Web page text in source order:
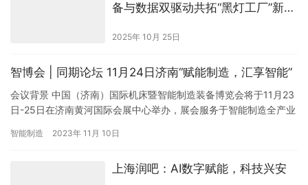
备与数据双驱动共拓“黑灯工厂”新纪
2025年 10月 25日
智博会 | 同期论坛 11月24日济南“赋能制造，汇享智能”
会议背景 中国（济南）国际机床暨智能制造装备博览会将于11月23
日-25日在济南黄河国际会展中心举办，展会服务于智能制造全产业
智能制造 2023年 11月 10日
上海润吧：AI数字赋能，科技兴安